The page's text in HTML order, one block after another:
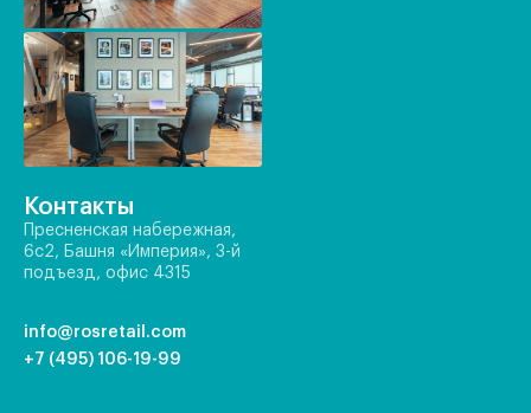
Контакты
Пресненская набережная,
6с2, Башня «Империя», 3-й
подъезд, офис 4315
info@rosretail.com
+7 (495) 106-19-99